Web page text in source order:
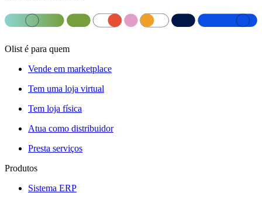
Olist é para quem
Vende em marketplace
Tem uma loja virtual
Tem loja física
Atua como distribuidor
Presta serviços
Produtos
Sistema ERP